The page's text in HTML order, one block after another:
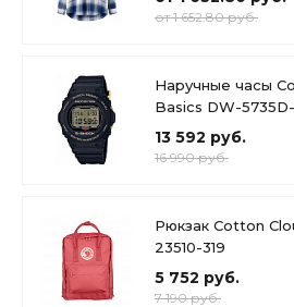
от 1 652.80 руб.
Наручные часы
Basics DW-5735D-
13 592 руб.
16 990 руб.
Рюкзак Cotton
23510-319
5 752 руб.
7 190 руб.